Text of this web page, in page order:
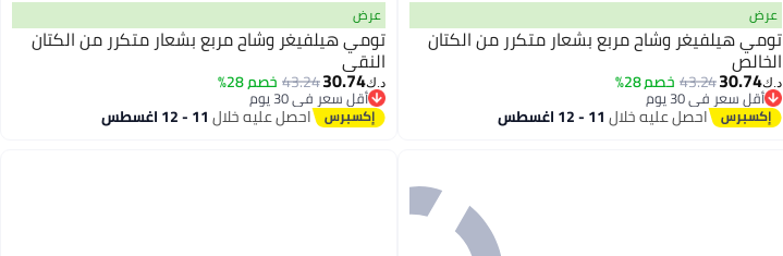
2
عرض
تومي هيلفيغر وشاح مربع بشعار متكرر من الكتان
الخالص
د.ك‏30.74
43.24خصم 28%
أقل سعر في 30 يوم
أقل سعر في 30 يوماحصل عليه خلال11 - 12 اغسطس
2
عرض
تومي هيلفيغر وشاح مربع بشعار متكرر من الكتان
النقي
د.ك‏30.74
43.24 خصم 28%
أقل سعر في 30 يوم
أقل سعر في 30 يوماحصل عليه خلال11 - 12 اغسطس